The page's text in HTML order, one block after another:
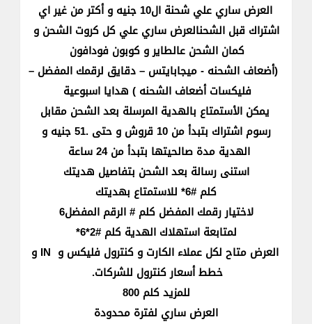
العرض ساري علي شحنة ال10 جنيه و أكتر من غير اي
اشتراك قبل الشحنالعرض ساري علي كل كروت الشحن و
كمان الشحن عالطاير و كوبون فودافون
(أضعاف الشحنه - ميجابايتس – دقايق لرقمك المفضل –
فليكسات أضعاف الشحنه ) هدايا اسبوعية
يمكن الأستمتاع بالهدية المرسلة بعد الشحن مقابل
رسوم اشتراك بتبدأ من 10 قروش و حتى .51 جنيه و
الهدية مدة صالحيتها بتبدأ من 24 ساعة
استنى رسالة بعد الشحن بتفاصيل هديتك
كلم #6* للاستمتاع بهديتك
لاختيار رقمك المفضل كلم # الرقم المفضل6
لمتابعة استهلاك الهدية كلم #2*6*
العرض متاح لكل عملاء الكارت و كنترول فليكس و IN و
خطط أسعار كنترول للشركات.
للمزيد كلم 800
العرض ساري لفترة محدودة